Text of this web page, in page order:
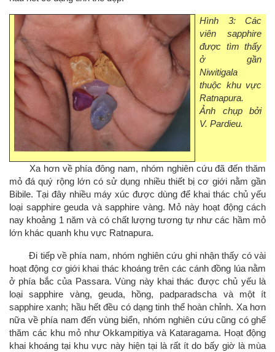
Hình 3: Các
viên sapphire
được tìm thấy
ở gần
Niwitigala
thuộc khu vực
Ratnapura.
Ảnh chụp bởi
V. Pardieu.
Xa hơn về phía đông nam, nhóm nghiên cứu đã đến thăm
mỏ đá quý rộng lớn có sử dụng nhiều thiết bị cơ giới nằm gần
Bibile. Tại đây nhiều máy xúc được dùng để khai thác chủ yếu
loại sapphire geuda và sapphire vàng. Mỏ này hoạt động cách
nay khoảng 1 năm và có chất lượng tương tự như các hầm mỏ
lớn khác quanh khu vực Ratnapura.
Đi tiếp về phía nam, nhóm nghiên cứu ghi nhận thấy có vài
hoạt động cơ giới khai thác khoáng trên các cánh đồng lúa nằm
ở phía bắc của Passara. Vùng này khai thác được chủ yếu là
loại sapphire vàng, geuda, hồng, padparadscha và một ít
sapphire xanh; hầu hết đều có dạng tinh thể hoàn chỉnh. Xa hơn
nữa về phía nam đến vùng biển, nhóm nghiên cứu cũng có ghế
thăm các khu mỏ như Okkampitiya và Kataragama. Hoạt động
khai khoáng tại khu vực này hiện tại là rất ít do bấy giờ là mùa